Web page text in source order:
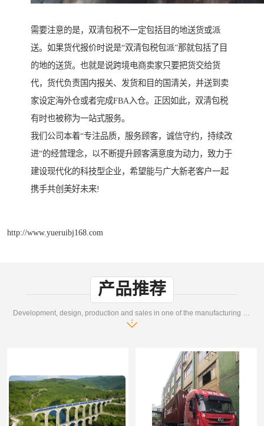
需要注意的是，双清包税不一定包括目的地送货或派
送。如果货代报价时说是“双清包税包派”那就包括了目
的地的送货。也就是说跨境电商卖家只要把货交给货
代，货代负责国内报关、发货和目的国清关，并送到卖
家设定海外仓或者完成FBA入仓。正因如此，双清包税
有时也被称为一站式服务。
我们公司本着“专注品质，服务顾客，诚信守约，持续改
进“的经营理念，以不断提升顾客满意度为动力，致力于
建设现代化的科技型企业，希望能与广大新老客户一起
携手共创美好未来!
http://www.yueruibj168.com
产品推荐
Development, design, production and sales in one of the manufacturing enterprises